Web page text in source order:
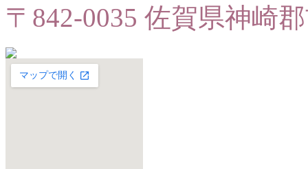
〒842-0035 佐賀県神崎